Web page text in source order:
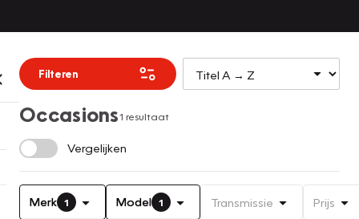
Filteren
Occasions1 resultaat
Vergelijken
Merk 1 Model 1 Transmissie Prijs